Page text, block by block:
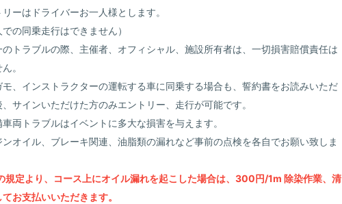
リーはドライバーお一人様とします。
での同乗走行はできません）
のトラブルの際、主催者、オフィシャル、施設所有者は、一切損害賠償責任は
。
モ、インストラクターの運転する車に同乗する場合も、誓約書をお読みいただ
、サインいただけた方のみエントリー、走行が可能です。
車両トラブルはイベントに多大な損害を与えます。
ンオイル、ブレーキ関連、油脂類の漏れなど事前の点検を各自でお願い致しま
規定より、コース上にオイル漏れを起こした場合は、300円/1m 除染作業、清
お支払いいただきます。